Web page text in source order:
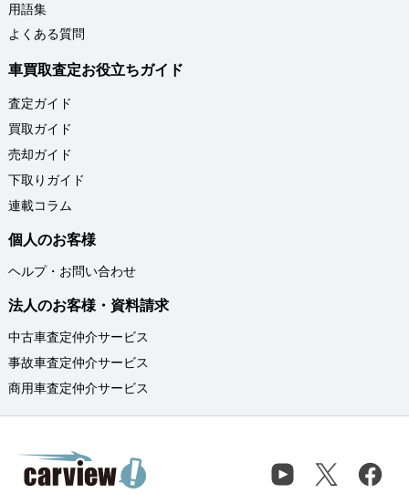
用語集
よくある質問
車買取査定お役立ちガイド
査定ガイド
買取ガイド
売却ガイド
下取りガイド
連載コラム
個人のお客様
ヘルプ・お問い合わせ
法人のお客様・資料請求
中古車査定仲介サービス
事故車査定仲介サービス
商用車査定仲介サービス